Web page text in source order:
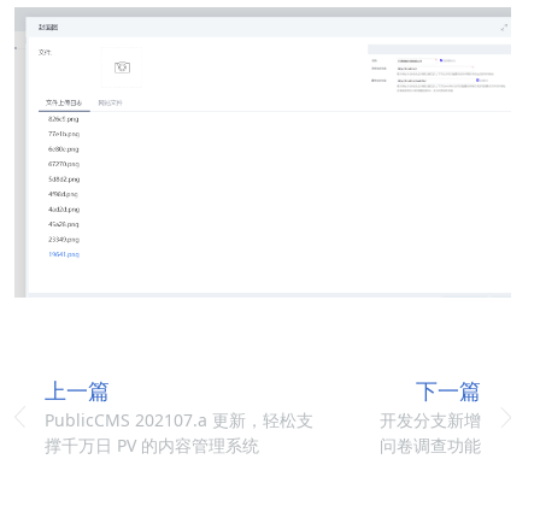
上一篇
PublicCMS 202107.a 更新，轻松支
撑千万日 PV 的内容管理系统
下一篇
开发分支新增
问卷调查功能